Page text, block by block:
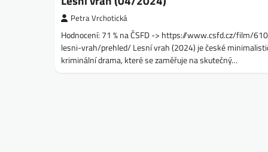
Petra Vrchotická
Hodnocení: 71 % na ČSFD -> https://www.csfd.cz/film/
lesni-vrah/prehled/ Lesní vrah (2024) je české
kriminální drama, které se zaměřuje na skutečný…